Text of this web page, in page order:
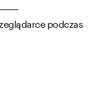
podczas